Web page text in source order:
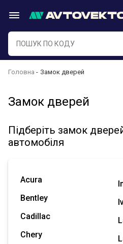
Головна Замок дверей
Замок дверей
Підберіть замок
автомобіля
Acura
Bentley
Cadillac
Chery